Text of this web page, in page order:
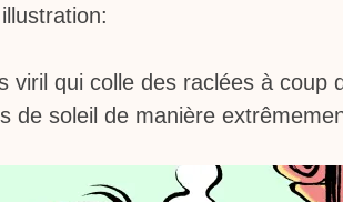
viril qui colle des raclées à coup
de soleil de manière